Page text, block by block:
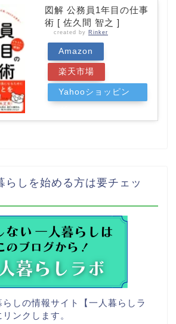
図解 公務員1年目の仕事
術 [ 佐久間 智之 ]
created by Rinker
Amazon
楽天市場
Yahooショッピン
らしを始める方は要チェッ
しの情報サイト【一人暮らしラ
ンクします。